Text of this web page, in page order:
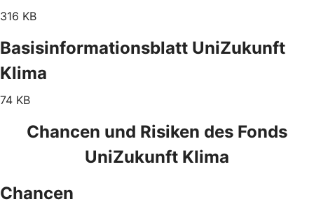
316 KB
Basisinformationsblatt UniZukunft
Klima
74 KB
Chancen und Risiken des Fonds
UniZukunft Klima
Chancen